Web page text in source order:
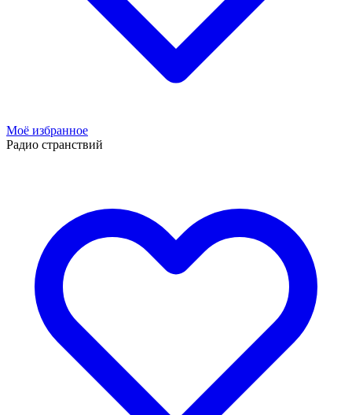
Моё избранное
Радио странствий